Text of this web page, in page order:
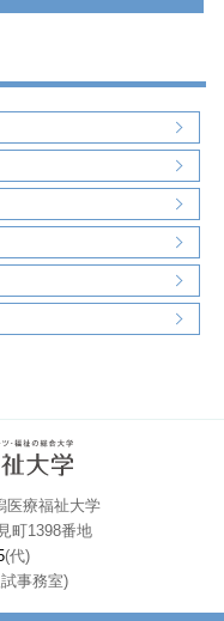
医療福祉大学
町1398番地
(代)
事務室)